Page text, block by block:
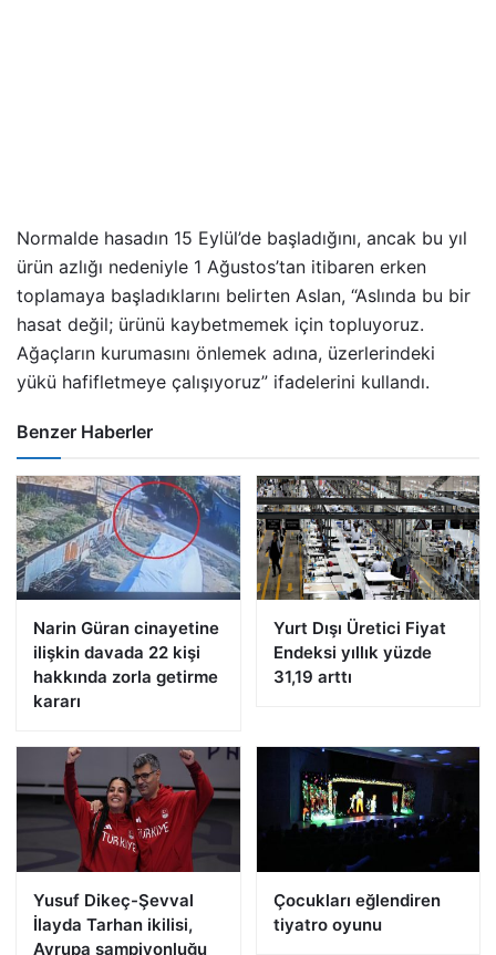
Normalde hasadın 15 Eylül’de başladığını, ancak bu yıl
ürün azlığı nedeniyle 1 Ağustos’tan itibaren erken
toplamaya başladıklarını belirten Aslan, “Aslında bu bir
hasat değil; ürünü kaybetmemek için topluyoruz.
Ağaçların kurumasını önlemek adına, üzerlerindeki
yükü hafifletmeye çalışıyoruz” ifadelerini kullandı.
Benzer Haberler
Narin Güran cinayetine
ilişkin davada 22 kişi
hakkında zorla getirme
kararı
Yurt Dışı Üretici Fiyat
Endeksi yıllık yüzde
31,19 arttı
Yusuf Dikeç-Şevval
İlayda Tarhan ikilisi,
Avrupa şampiyonluğu
Çocukları eğlendiren
tiyatro oyunu